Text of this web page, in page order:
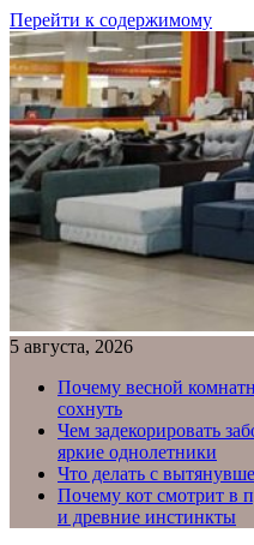
Перейти к содержимому
5 августа, 2026
Почему весной
сохнуть
Чем задекорировать
яркие однолетники
Что делать с
Почему кот смотрит в
и древние инстинкты